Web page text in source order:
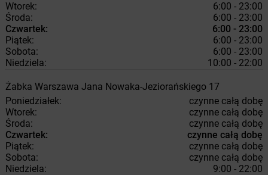
Wtorek:
6:00 - 23:00
Środa:
6:00 - 23:00
Czwartek:
6:00 - 23:00
Piątek:
6:00 - 23:00
Sobota:
6:00 - 23:00
Niedziela:
10:00 - 22:00
Żabka Warszawa Jana Nowaka-Jeziorańskiego 17
Poniedziałek:
czynne całą dobę
Wtorek:
czynne całą dobę
Środa:
czynne całą dobę
Czwartek:
czynne całą dobę
Piątek:
czynne całą dobę
Sobota:
czynne całą dobę
Niedziela:
9:00 - 22:00